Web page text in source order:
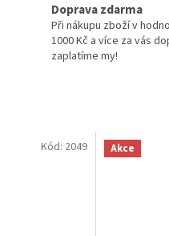
Doprava zdarma
Při nákupu zboží v
1000 Kč a více za vás
zaplatíme my!
Kód: 2049 Akce